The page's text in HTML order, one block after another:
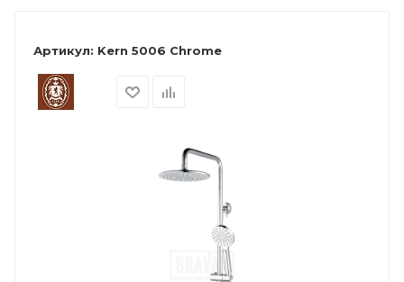
Артикул: Kern 5006 Chrome